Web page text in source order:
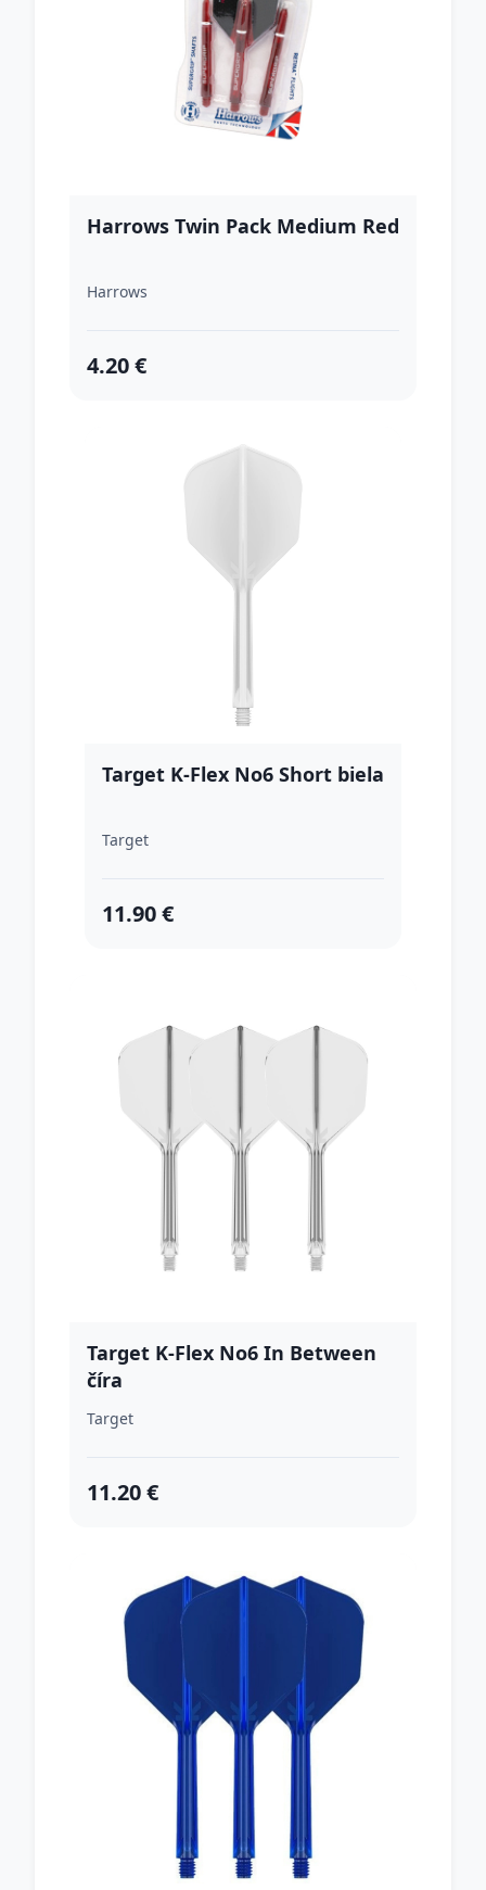
Harrows Twin Pack Medium Red
Harrows
4.20 €
Target K-Flex No6 Short biela
Target
11.90 €
Target K-Flex No6 In Between
číra
Target
11.20 €